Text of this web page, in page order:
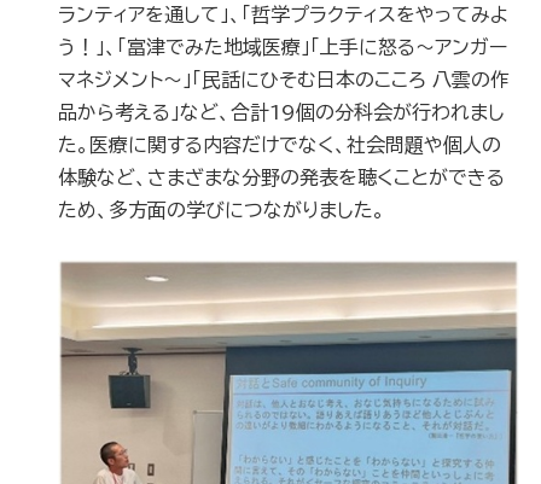
ランティアを通して」、「哲学プラクティスをやってみよ
う！」、「富津でみた地域医療」「上手に怒る～アンガー
マネジメント～」「民話にひそむ日本のこころ 八雲の作
品から考える」など、合計19個の分科会が行われまし
た。医療に関する内容だけでなく、社会問題や個人の
体験など、さまざまな分野の発表を聴くことができる
ため、多方面の学びにつながりました。